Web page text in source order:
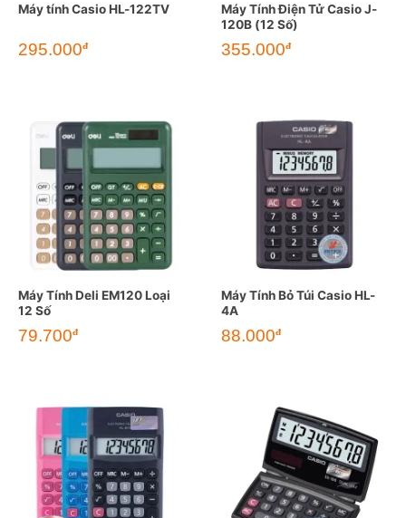
Máy tính Casio HL-122TV
295.000đ
Máy Tính Điện Tử Casio J-
120B (12 Số)
355.000đ
Máy Tính Deli EM120 Loại
12 Số
79.700đ
Máy Tính Bỏ Túi Casio HL-
4A
88.000đ